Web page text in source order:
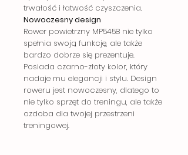
trwałość i łatwość czyszczenia.
Nowoczesny design
Rower powietrzny MP5458 nie tylko
spełnia swoją funkcję, ale także
bardzo dobrze się prezentuje.
Posiada czarno-złoty kolor, który
nadaje mu elegancji i stylu. Design
roweru jest nowoczesny, dlatego to
nie tylko sprzęt do treningu, ale także
ozdoba dla twojej przestrzeni
treningowej.